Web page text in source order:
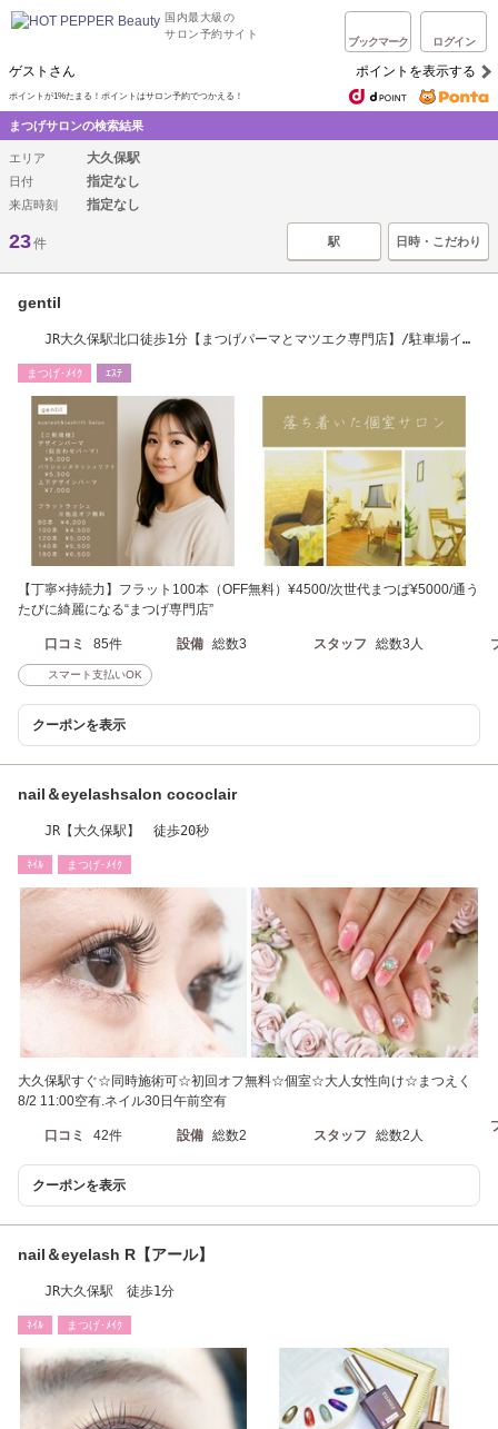
国内最大級の
サロン予約サイト
ブックマーク ログイン
ゲストさん ポイントを表示する
ポイントが1%たまる！ポイントはサロン予約でつかえる！
まつげサロンの検索結果
エリア 大久保駅
日付 指定なし
来店時刻 指定なし
23件 駅 日時・こだわり
gentil
JR大久保駅北口徒歩1分【まつげパーマとマツエク専門店】/駐車場イオ
まつげ･ﾒｲｸ ｴｽﾃ
【丁寧×持続力】フラット100本（OFF無料）¥4500/次世代まつぱ¥5000/通う
たびに綺麗になる“まつげ専門店”
口コミ 85件 設備 総数3 スタッフ 総数3人
スマート支払いOK
クーポンを表示
nail＆eyelashsalon cococlair
JR【大久保駅】 徒歩20秒
ﾈｲﾙ まつげ･ﾒｲｸ
大久保駅すぐ☆同時施術可☆初回オフ無料☆個室☆大人女性向け☆まつえく
8/2 11:00空有.ネイル30日午前空有
口コミ 42件 設備 総数2 スタッフ 総数2人
クーポンを表示
nail＆eyelash R【アール】
JR大久保駅 徒歩1分
ﾈｲﾙ まつげ･ﾒｲｸ